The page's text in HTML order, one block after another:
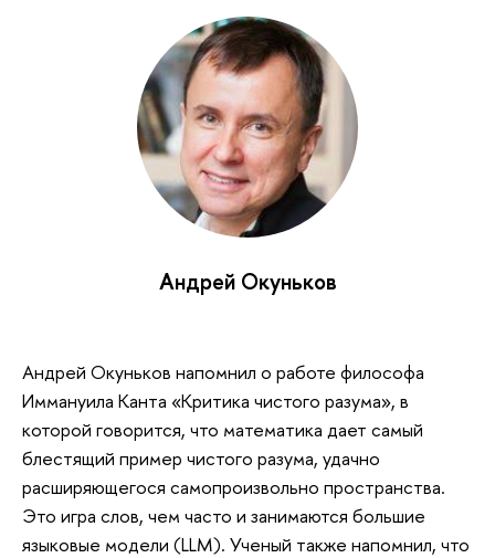
Андрей Окуньков
Андрей Окуньков напомнил о работе философа
Иммануила Канта «Критика чистого разума», в
которой говорится, что математика дает самый
блестящий пример чистого разума, удачно
расширяющегося самопроизвольно пространства.
Это игра слов, чем часто и занимаются большие
языковые модели (LLM). Ученый также напомнил, что